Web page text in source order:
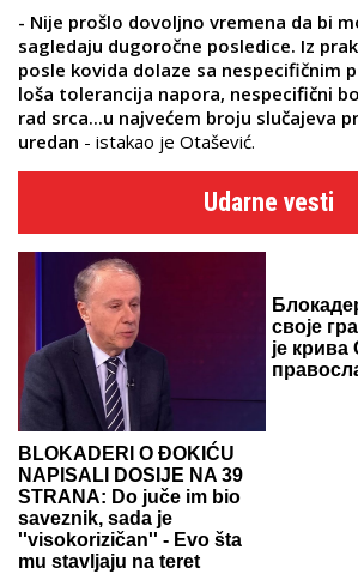
- Nije prošlo dovoljno vremena da bi
sagledaju dugoročne posledice. Iz
posle kovida dolaze sa nespecifičnim
loša tolerancija napora, nespecifični
rad srca...u najvećem broju slučajeva
uredan - istakao je Otašević.
Udarne vesti
BLOKADERI O ĐOKIĆU
NAPISALI DOSIJE NA 39
STRANA: Do juče im bio
saveznik, sada je
''visokorizičan'' - Evo šta
mu stavljaju na teret
своје
је крива